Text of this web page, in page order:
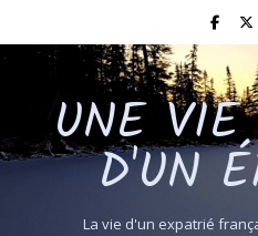
UNE
D'UN
La vie d'un expatrié